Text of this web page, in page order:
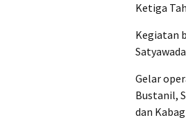
Ketiga
Kegiatan
Gelar
Bustanil,
dan